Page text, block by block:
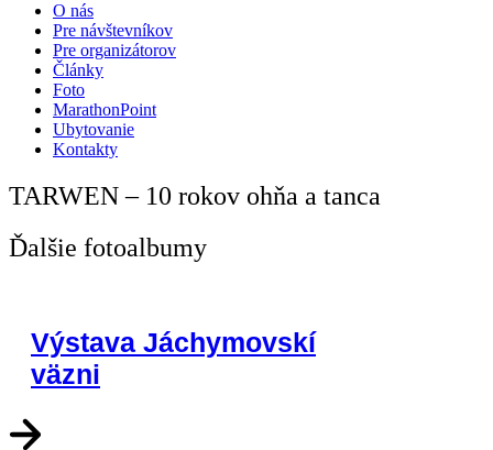
O nás
Pre návštevníkov
Pre organizátorov
Články
Foto
MarathonPoint
Ubytovanie
Kontakty
TARWEN – 10 rokov ohňa a tanca
Ďalšie fotoalbumy
Výstava Jáchymovskí
väzni